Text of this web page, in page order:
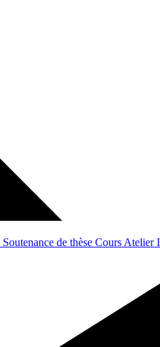
Soutenance de thèse Cours Atelier